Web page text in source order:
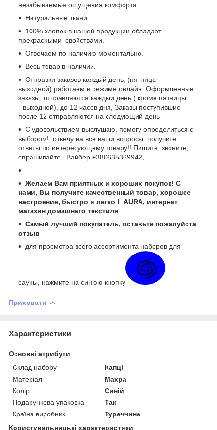
незабываемые ощущения комфорта.
Натуральные ткани.
100% хлопок в нашей продукции обладает
прекрасными свойствами.
​Отвечаем по наличию моментально.
Весь товар в наличии.
​Отправки заказов каждый день,​ (пятница
выходной),работаем в режиме онлайн. Оформленные
заказы, отправляются каждый день ( кроме пятницы
- выходной), до 12 часов дня, Заказы поступившие
после 12 отправляются на следующий день
С удовольствием выслушаю, помогу определиться с
выбором! отвечу на все ваши вопросы. получите
ответы по интересующему товару!! Пишите, звоните,
спрашивайте, Вайбер +380635369942,
Желаем Вам приятных и хороших покупок! С
нами, Вы получите качественный товар, хорошее
настроение, быстро и легко ! AURA, интернет
магазин домашнего текстиля
Самый лучший покупатель, оставьте пожалуйста
отзыв
для просмотра всего ассортимента наборов для
сауны, нажмите на синюю кнопку
Приховати
Характеристики
Основні атрибути
Склад набору
Капці
Матеріал
Махра
Колір
Синій
Подарункова упаковка
Так
Країна виробник
Туреччина
Користувальницькі характеристики